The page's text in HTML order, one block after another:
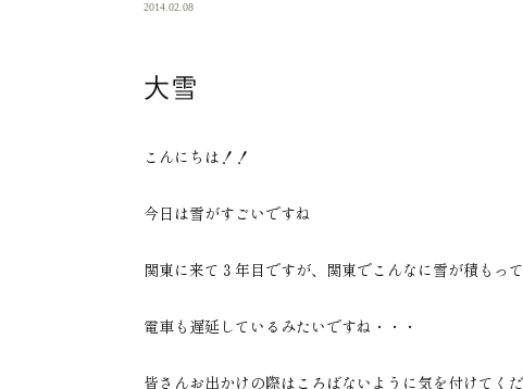
2014.02.08
大雪
こんにちは！！
今日は雪がすごいですね
関東に来て３年目ですが、関東でこんなに雪が積もっ
電車も遅延しているみたいですね・・・
皆さんお出かけの際はころばないように気を付けてく